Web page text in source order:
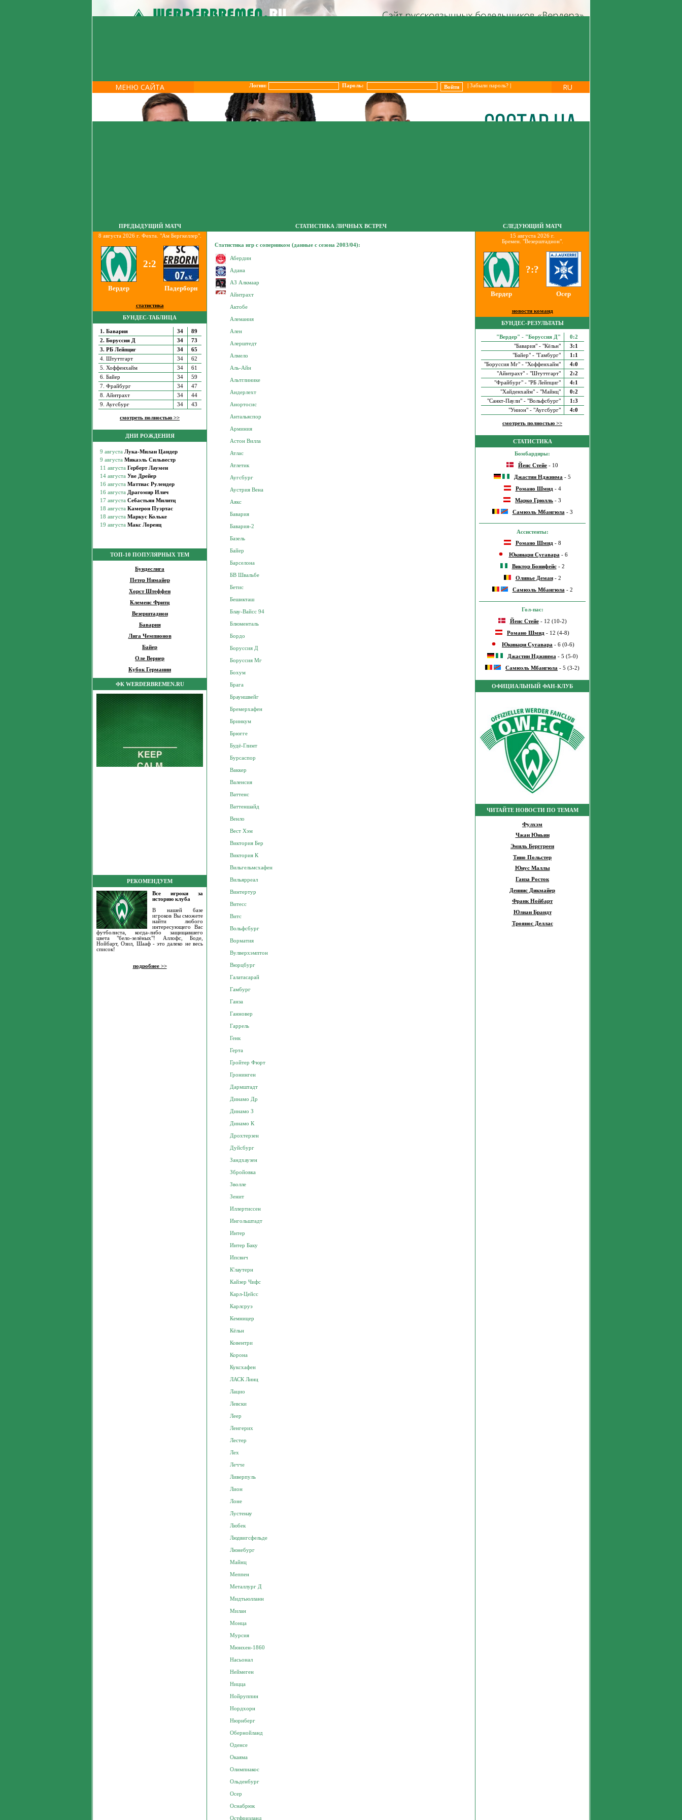
МЕНЮ САЙТА Логин: Пароль: Забыли пароль?| RU
ПРЕДЫДУЩИЙ МАТЧ
8 августа 2026 г. Фехта. "Ам Бергкеллер".
2:2
Вердер Падерборн
статистика
БУНДЕС-ТАБЛИЦА
1. Бавария 34
89
2. Боруссия Д
34
73
3. РБ Лейпциг
34
65
4. Штуттгарт
34
62
5. Хоффенхайм
34
61
6. Байер
34
59
7. Фрайбург
34
47
8. Айнтрахт
34
44
9. Аугсбург
34 43
смотреть полностью >>
ДНИ РОЖДЕНИЯ
ТОП-10 ПОПУЛЯРНЫХ ТЕМ
Бундеслига
Петер Нимайер
Хорст Штеффен
Клеменс Фритц
Везерштадион
Бавария
Лига Чемпионов
Байер
Оле Вернер
Кубок Германии
ФК WERDERBREMEN.RU
РЕКОМЕНДУЕМ
Все игроки за
историю клуба
В нашей базе
игроков Вы сможете
найти любого
интересующего Вас
футболиста, когда-либо защищавшего
цвета "бело-зелёных"! Аллофс, Боде,
Нойбарт, Озил, Шааф - это далеко не весь
список!
подробнее >>
СТАТИСТИКА ЛИЧНЫХ ВСТРЕЧ
СЛЕДУЮЩИЙ МАТЧ
15 августа 2026 г.
Бремен. "Везерштадион".
?:?
Вердер Осер
новости команд
БУНДЕС-РЕЗУЛЬТАТЫ
"Вердер" - "Боруссия Д"
0:2
"Бавария" - "Кёльн"
3:1
"Байер" - "Гамбург"
1:1
"Боруссия Мг" - "Хоффенхайм"
4:0
"Айнтрахт" - "Штуттгарт"
2:2
"Фрайбург" - "РБ Лейпциг"
4:1
"Хайденхайм" - "Майнц"
0:2
"Санкт-Паули" - "Вольфсбург"
1:3
"Унион" - "Аугсбург"
4:0
смотреть полностью >>
СТАТИСТИКА
Бомбардиры:
Йенс Стейе - 10
Джастин Нджинма - 5
Романо Шмид- 4
Марко Грюлль - 3
Самюэль Мбангюла - 3
Ассистенты:
Романо Шмид- 8
Юкинари Сугавара- 6
Виктор Бонифейс- 2
Оливье Деман- 2
Самюэль Мбангюла- 2
Гол-пас:
Йенс Стейе- 12 (10-2)
Романо Шмид - 12 (4-8)
Юкинари Сугавара - 6 (0-6)
Джастин Нджинма - 5 (5-0)
Самюэль Мбангюла - 5 (3-2)
ОФИЦИАЛЬНЫЙ ФАН-КЛУБ
ЧИТАЙТЕ НОВОСТИ ПО ТЕМАМ
Фулхэм
Чжан Юньин
Эмиль Берггреен
Тино Польстер
Юнус Маллы
Ганза Росток
Деннис Дикмайер
Франк Нойбарт
Юлиан Брандт
Троянос Деллас